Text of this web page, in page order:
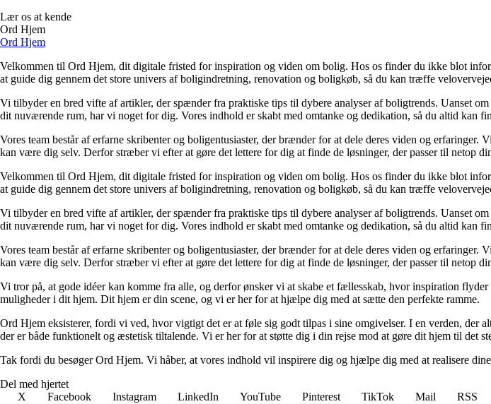
Lær os at kende
Ord Hjem
Ord Hjem
Velkommen til Ord Hjem, dit digitale fristed for inspiration og viden om bolig. Hos os finder du ikke blot
at guide dig gennem det store univers af boligindretning, renovation og boligkøb, så du kan træffe
Vi tilbyder en bred vifte af artikler, der spænder fra praktiske tips til dybere analyser af boligtrends. Uanset
dit nuværende rum, har vi noget for dig. Vores indhold er skabt med omtanke og dedikation, så du altid kan
Vores team består af erfarne skribenter og boligentusiaster, der brænder for at dele deres viden og
kan være dig selv. Derfor stræber vi efter at gøre det lettere for dig at finde de løsninger, der passer til netop
Velkommen til Ord Hjem, dit digitale fristed for inspiration og viden om bolig. Hos os finder du ikke blot
at guide dig gennem det store univers af boligindretning, renovation og boligkøb, så du kan træffe
Vi tilbyder en bred vifte af artikler, der spænder fra praktiske tips til dybere analyser af boligtrends. Uanset
dit nuværende rum, har vi noget for dig. Vores indhold er skabt med omtanke og dedikation, så du altid kan
Vores team består af erfarne skribenter og boligentusiaster, der brænder for at dele deres viden og
kan være dig selv. Derfor stræber vi efter at gøre det lettere for dig at finde de løsninger, der passer til netop
Vi tror på, at gode idéer kan komme fra alle, og derfor ønsker vi at skabe et fællesskab, hvor inspiration
muligheder i dit hjem. Dit hjem er din scene, og vi er her for at hjælpe dig med at sætte den perfekte ramme.
Ord Hjem eksisterer, fordi vi ved, hvor vigtigt det er at føle sig godt tilpas i sine omgivelser. I en verden, der
der er både funktionelt og æstetisk tiltalende. Vi er her for at støtte dig i din rejse mod at gøre dit hjem til det
Tak fordi du besøger Ord Hjem. Vi håber, at vores indhold vil inspirere dig og hjælpe dig med at realisere
Del med hjertet
X
Facebook Instagram LinkedIn YouTube Pinterest TikTok Mail
RSS